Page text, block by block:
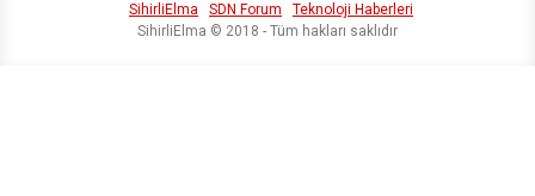
SihirliElma SDN Forum
Teknoloji Haberleri
SihirliElma © 2018 - Tüm hakları saklıdır